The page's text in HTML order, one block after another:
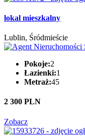
lokal mieszkalny
Lublin, Śródmieście
Pokoje:2
Łazienki:1
Metraż:45
2 300 PLN
Zobacz